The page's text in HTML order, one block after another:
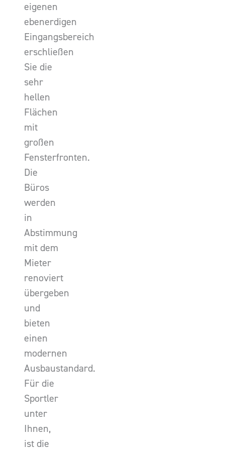
eigenen
ebenerdigen
Eingangsbereich
erschließen
Sie die
sehr
hellen
Flächen
mit
großen
Fensterfronten.
Die
Büros
werden
in
Abstimmung
mit dem
Mieter
renoviert
übergeben
und
bieten
einen
modernen
Ausbaustandard.
Für die
Sportler
unter
Ihnen,
ist die